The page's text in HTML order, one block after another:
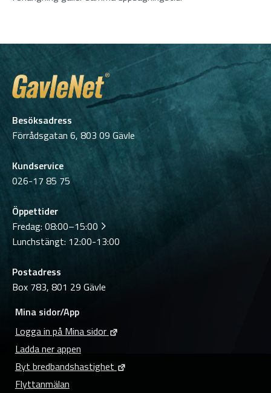
Besöksadress
Förrådsgatan 6, 803 09 Gävle
Kundservice
026-17 85 75
Öppettider
Fredag: 08:00–15:00
Lunchstängt: 12:00-13:00
Postadress
Box 783, 801 29 Gävle
Mina sidor/App
Logga in på Mina sidor
Ladda ner appen
Byt bredbandshastighet
Flyttanmälan